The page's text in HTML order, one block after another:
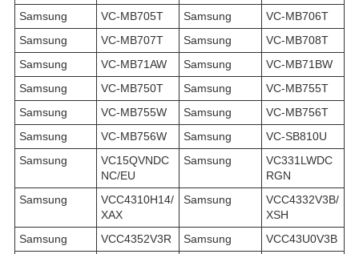
Samsung
VC-MB705T Samsung
VC-MB706T
Samsung
VC-MB707T Samsung
VC-MB708T
Samsung
VC-MB71AW Samsung
VC-MB71BW
Samsung
VC-MB750T Samsung
VC-MB755T
Samsung
VC-MB755W Samsung
VC-MB756T
Samsung
VC-MB756W Samsung
VC-SB810U
Samsung
VC15QVNDC
NC/EU
Samsung
VC331LWDC
RGN
Samsung
VCC4310H14/
XAX
Samsung
VCC4332V3B/
XSH
Samsung
VCC4352V3R Samsung
VCC43U0V3B